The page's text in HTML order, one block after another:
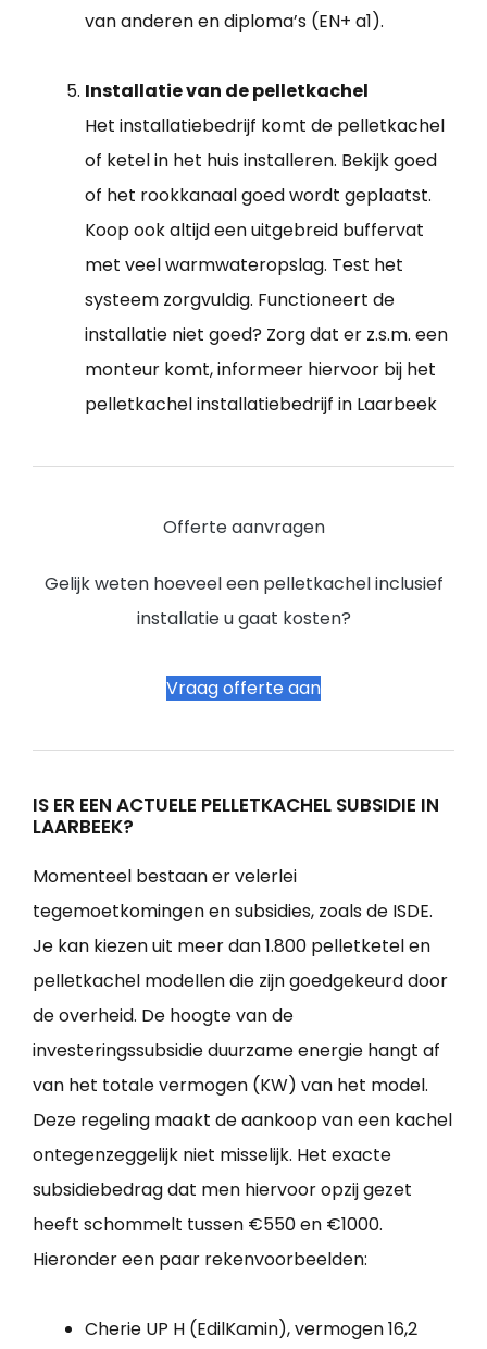
van anderen en diploma’s (EN+ a1).
Installatie van de pelletkachel
Het installatiebedrijf komt de pelletkachel
of ketel in het huis installeren. Bekijk goed
of het rookkanaal goed wordt geplaatst.
Koop ook altijd een uitgebreid buffervat
met veel warmwateropslag. Test het
systeem zorgvuldig. Functioneert de
installatie niet goed? Zorg dat er z.s.m. een
monteur komt, informeer hiervoor bij het
pelletkachel installatiebedrijf in Laarbeek
Offerte aanvragen
Gelijk weten hoeveel een pelletkachel inclusief
installatie u gaat kosten?
Vraag offerte aan
IS ER EEN ACTUELE PELLETKACHEL SUBSIDIE IN
LAARBEEK?
Momenteel bestaan er velerlei
tegemoetkomingen en subsidies, zoals de ISDE.
Je kan kiezen uit meer dan 1.800 pelletketel en
pelletkachel modellen die zijn goedgekeurd door
de overheid. De hoogte van de
investeringssubsidie duurzame energie hangt af
van het totale vermogen (KW) van het model.
Deze regeling maakt de aankoop van een kachel
ontegenzeggelijk niet misselijk. Het exacte
subsidiebedrag dat men hiervoor opzij gezet
heeft schommelt tussen €550 en €1000.
Hieronder een paar rekenvoorbeelden:
Cherie UP H (EdilKamin), vermogen 16,2